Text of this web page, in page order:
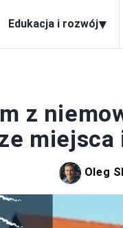
Edukacja i rozwój▾
z
miejsca
Oleg